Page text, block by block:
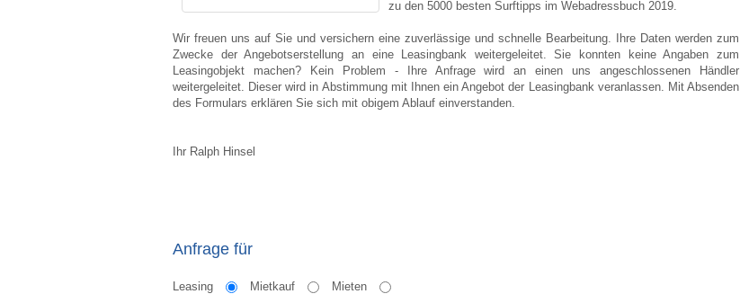
zu den 5000 besten Surftipps im Webadressbuch 2019.
Wir freuen uns auf Sie und versichern eine zuverlässige und schnelle Bearbeitung. Ihre Daten werden zum
Zwecke der Angebotserstellung an eine Leasingbank weitergeleitet. Sie konnten keine Angaben zum
Leasingobjekt machen? Kein Problem - Ihre Anfrage wird an einen uns angeschlossenen Händler
weitergeleitet. Dieser wird in Abstimmung mit Ihnen ein Angebot der Leasingbank veranlassen. Mit Absenden
des Formulars erklären Sie sich mit obigem Ablauf einverstanden.
Ihr Ralph Hinsel
Anfrage für
Leasing Mietkauf Mieten